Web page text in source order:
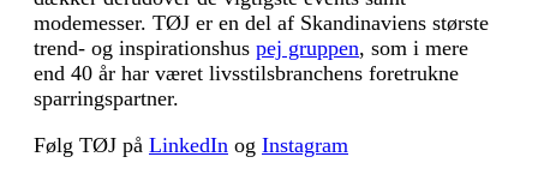
modemesser. TØJ er en del af Skandinaviens største
trend- og inspirationshus pej gruppen, som i mere
end 40 år har været livsstilsbranchens foretrukne
sparringspartner.
Følg TØJ på LinkedIn og Instagram